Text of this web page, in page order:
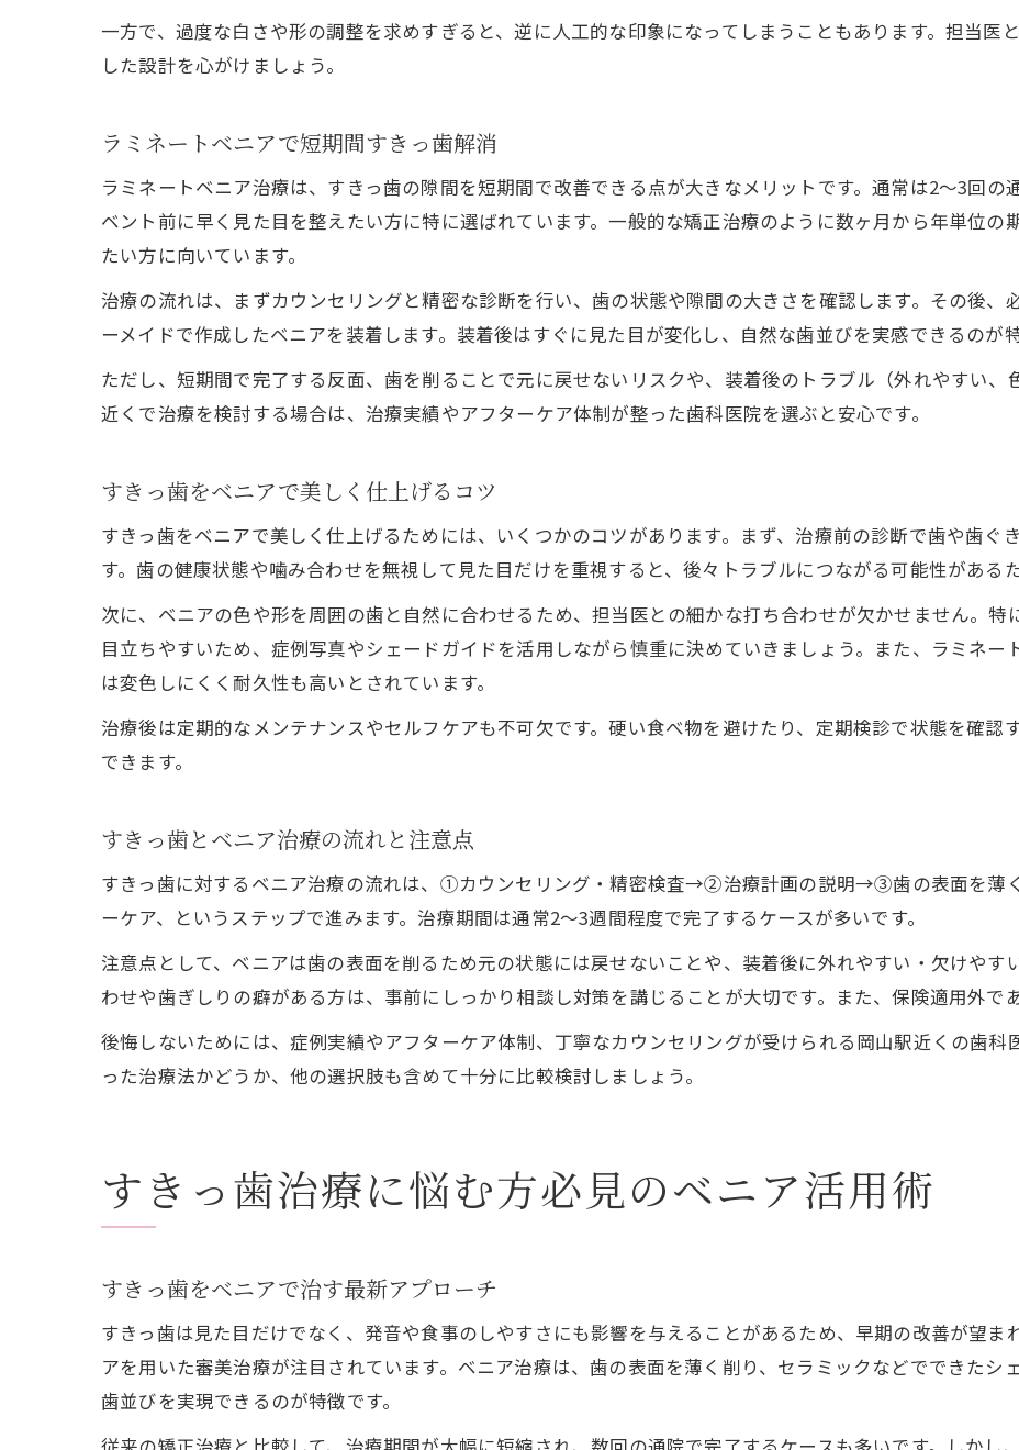
ラミネートベニアで後悔しやすい事例
見た目を重視したすきっ歯ケア最新事情
すきっ歯とベニアの見た目比較ポイント
ラミネートベニアの審美的な特徴解説
すきっ歯改善で自然な笑顔を目指す方法
すきっ歯ケアのメンテナンス最新情報
一方で、過度な白さや形の調整を求めすぎると、逆に人工的な印象になってしまうこともあります。担当医
した設計を心がけましょう。
ラミネートベニアで短期間すきっ歯解消
ラミネートベニア治療は、すきっ歯の隙間を短期間で改善できる点が大きなメリットです。通常は2～3回の
ベント前に早く見た目を整えたい方に特に選ばれています。一般的な矯正治療のように数ヶ月から年単位の
たい方に向いています。
治療の流れは、まずカウンセリングと精密な診断を行い、歯の状態や隙間の大きさを確認します。その後、
ーメイドで作成したベニアを装着します。装着後はすぐに見た目が変化し、自然な歯並びを実感できるのが特
ただし、短期間で完了する反面、歯を削ることで元に戻せないリスクや、装着後のトラブル（外れやすい、
近くで治療を検討する場合は、治療実績やアフターケア体制が整った歯科医院を選ぶと安心です。
すきっ歯をベニアで美しく仕上げるコツ
すきっ歯をベニアで美しく仕上げるためには、いくつかのコツがあります。まず、治療前の診断で歯や歯ぐ
す。歯の健康状態や噛み合わせを無視して見た目だけを重視すると、後々トラブルにつながる可能性がある
次に、ベニアの色や形を周囲の歯と自然に合わせるため、担当医との細かな打ち合わせが欠かせません。
目立ちやすいため、症例写真やシェードガイドを活用しながら慎重に決めていきましょう。また、ラミネー
は変色しにくく耐久性も高いとされています。
治療後は定期的なメンテナンスやセルフケアも不可欠です。硬い食べ物を避けたり、定期検診で状態を確認
できます。
すきっ歯とベニア治療の流れと注意点
すきっ歯に対するベニア治療の流れは、①カウンセリング・精密検査→②治療計画の説明→③歯の表面を
ーケア、というステップで進みます。治療期間は通常2～3週間程度で完了するケースが多いです。
注意点として、ベニアは歯の表面を削るため元の状態には戻せないことや、装着後に外れやすい・欠けやす
わせや歯ぎしりの癖がある方は、事前にしっかり相談し対策を講じることが大切です。また、保険適用外で
後悔しないためには、症例実績やアフターケア体制、丁寧なカウンセリングが受けられる岡山駅近くの歯科
った治療法かどうか、他の選択肢も含めて十分に比較検討しましょう。
すきっ歯治療に悩む方必見のベニア活用術
すきっ歯をベニアで治す最新アプローチ
すきっ歯は見た目だけでなく、発音や食事のしやすさにも影響を与えることがあるため、早期の改善が望ま
アを用いた審美治療が注目されています。ベニア治療は、歯の表面を薄く削り、セラミックなどでできたシ
歯並びを実現できるのが特徴です。